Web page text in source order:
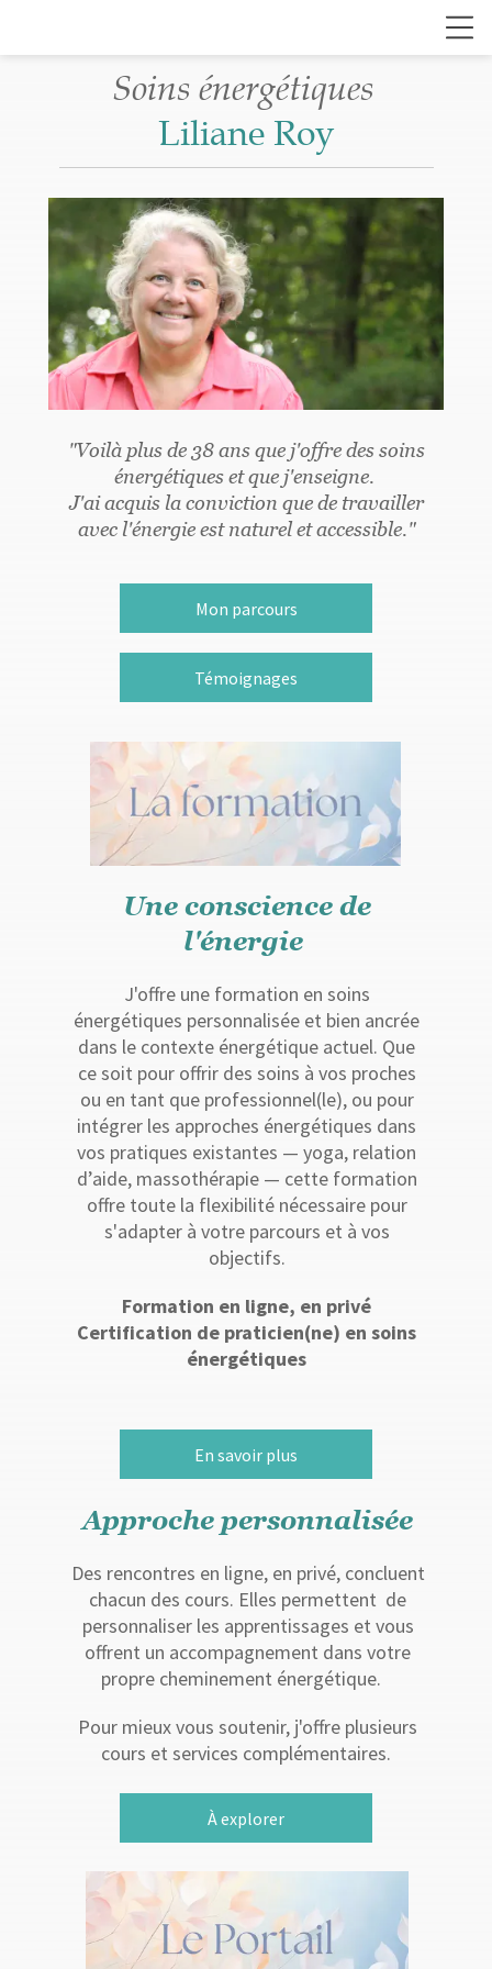
Soins énergétiques
Liliane Roy
"Voilà plus de 38 ans que j'offre des soins
énergétiqueset que j'enseigne.
J'ai acquis la conviction que de travailler
avec l'énergie est naturel et accessible."
Mon parcours
Témoignages
Une conscience de
l'énergie
J'offre une formation en soins
énergétiques personnalisée et bien ancrée
dans le contexte énergétique actuel. Que
ce soit pour offrir des soins à vos proches
ou en tant que professionnel(le), ou pour
intégrer les approches énergétiques dans
vos pratiques existantes — yoga, relation
d’aide, massothérapie — cette formation
offre toute la flexibilité nécessaire pour
s'adapter à votre parcours et à vos
objectifs.
Formation en ligne, en privé
Certification de praticien(ne) en soins
énergétiques
En savoir plus
Approche personnalisée
Des rencontres en ligne, en privé, concluent
chacun des cours. Elles permettent de
personnaliser les apprentissages et vous
offrent un accompagnement dans votre
propre cheminement énergétique.
Pour mieux vous soutenir, j'offre plusieurs
cours et services complémentaires.
À explorer